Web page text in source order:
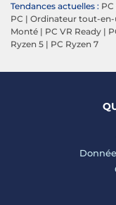
Tendances actuelles :
PC | Ordinateur tout-en-
Monté | PC VR Ready |
Ryzen 5 | PC Ryzen 7